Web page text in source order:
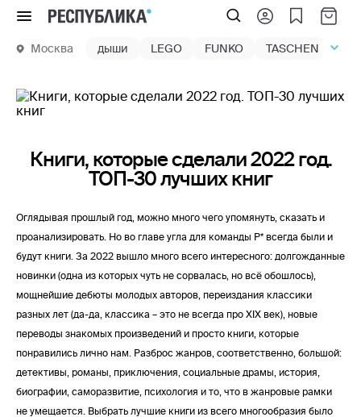
Меню
Москва дыши LEGO FUNKO TASCHEN
Книги, которые сделали 2022 год.
ТОП-30 лучших книг
Оглядывая прошлый год, можно много чего упомянуть, сказать и
проанализировать. Но во главе угла для команды Р* всегда были и
будут книги. За 2022 вышло много всего интересного: долгожданные
новинки (одна из которых чуть не сорвалась, но всё обошлось),
мощнейшие дебюты молодых авторов, переиздания классики
разных лет (да-да, классика – это не всегда про XIX век), новые
переводы знакомых произведений и просто книги, которые
понравились лично нам. Разброс жанров, соответственно, большой:
детективы, романы, приключения, социальные драмы, история,
биографии, саморазвитие, психология и то, что в жанровые рамки
не умещается. Выбрать лучшие книги из всего многообразия было